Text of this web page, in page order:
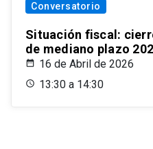
Conversatorio
Situación fiscal:
de mediano plazo
16 de Abril de 2026
13:30 a 14:30